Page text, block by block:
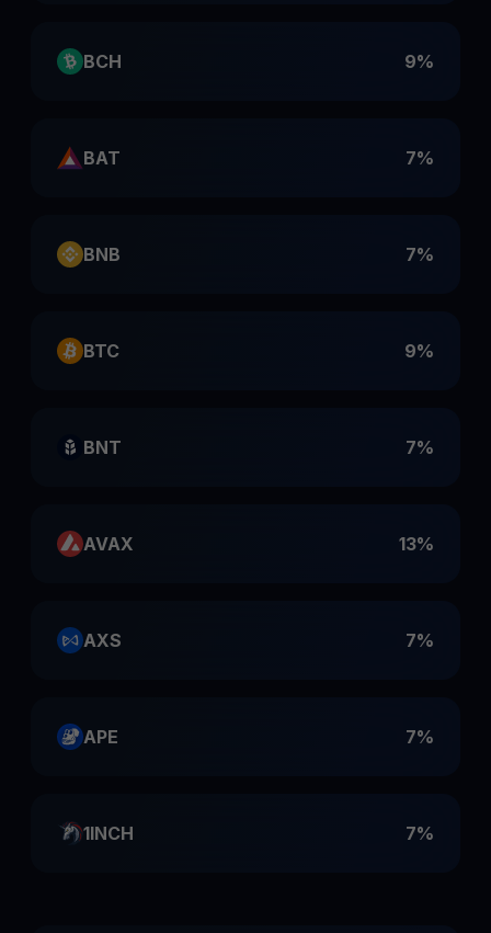
BCH 9%
BAT 7%
BNB 7%
BTC 9%
BNT 7%
AVAX 13%
AXS 7%
APE 7%
1INCH 7%